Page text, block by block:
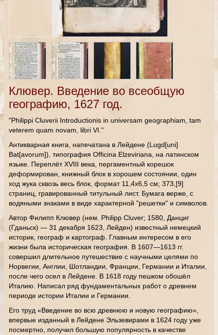
Клювер. Введение во всеобщую
географию, 1627 год.
"Philippi Cluverii Introductionis in universam geographiam, tam
veterem quam novam, libri VI."
Антикварная книга, напечатана в Лейдене (Lugd[uni]
Bat[avorum]), типография Officina Elzeviriana, на латинском
языке. Переплёт XVIII века, пергаментный корешок
деформирован, книжный блок в хорошем состоянии, один
ход жука сквозь весь блок, формат 11,4х6,5 см; 373,[9]
страниц, гравированный титульный лист. Бумага верже, с
водяными знаками в виде характерной "решетки" и символов.
Автор Филипп Клювер (нем. Philipp Cluver; 1580, Данциг
(Гданьск) — 31 декабря 1623, Лейден) известный немецкий
историк, географ и картограф. Главным интересом в его
жизни была историческая география. В 1607—1613 гг.
совершил длительное путешествие с научными целями по
Норвегии, Англии, Шотландии, Франции, Германии и Италии,
после чего осел в Лейдене. В 1618 году пешком обошёл
Италию. Написал ряд фундаментальных работ о древнем
периоде истории Италии и Германии.
Его труд «Введение во всю древнюю и новую географию»,
впервые изданный в Лейдене Эльзевирами в 1624 году уже
посмертно, получил большую популярность в качестве